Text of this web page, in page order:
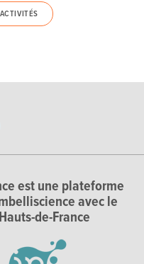
est une plateforme
avec le
de-France